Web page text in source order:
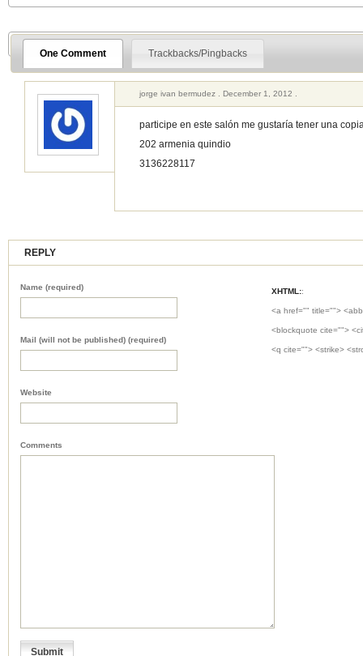
One Comment Trackbacks/Pingbacks
jorge ivan bermudez . December 1, 2012 .
participe en este salón me gustaría tener una
202 armenia quindio
3136228117
REPLY
XHTML::
<a href="" title="">
<blockquote cite="">
<q cite=""> <strike>
Name (required)
Mail (will not be published) (required)
Website
Comments